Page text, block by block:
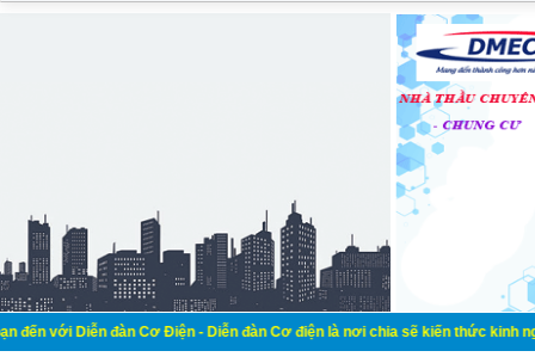
Diễn đàn Cơ Điện - Diễn đàn Cơ điện là nơi chia sẽ kiến thức kinh nghiệm